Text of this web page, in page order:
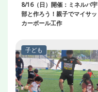
8/16（日）開催：ミネルバ宇
部と作ろう！親子でマイサッ
カーボール工作